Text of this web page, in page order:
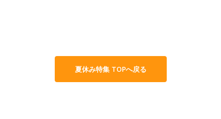
夏休み特集 TOPへ戻る